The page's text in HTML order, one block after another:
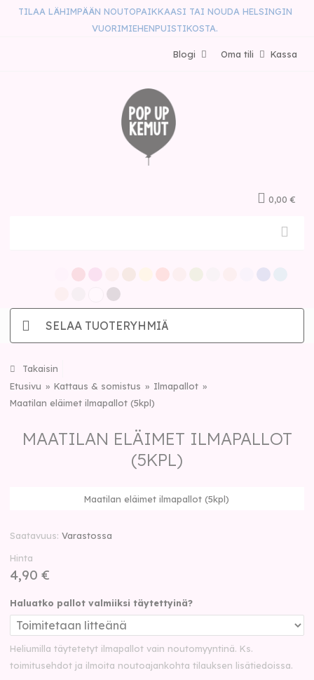
TILAA LÄHIMPÄÄN NOUTOPAIKKAASI TAI NOUDA HELSINGIN
VUORIMIEHENPUISTIKOSTA.
Kassa
Oma tili
Blogi
0,00 €
SELAA TUOTERYHMIÄ
Takaisin
Etusivu
Kattaus & somistus
Ilmapallot
Maatilan eläimet ilmapallot (5kpl)
MAATILAN ELÄIMET ILMAPALLOT
(5KPL)
Maatilan eläimet ilmapallot (5kpl)
Saatavuus Varastossa
Hinta
4,90 €
Haluatko pallot valmiiksi täytettyinä?
Heliumilla täytetetyt ilmapallot vain noutomyyntinä. Ks.
toimitusehdot ja ilmoita noutoajankohta tilauksen lisätiedoissa.